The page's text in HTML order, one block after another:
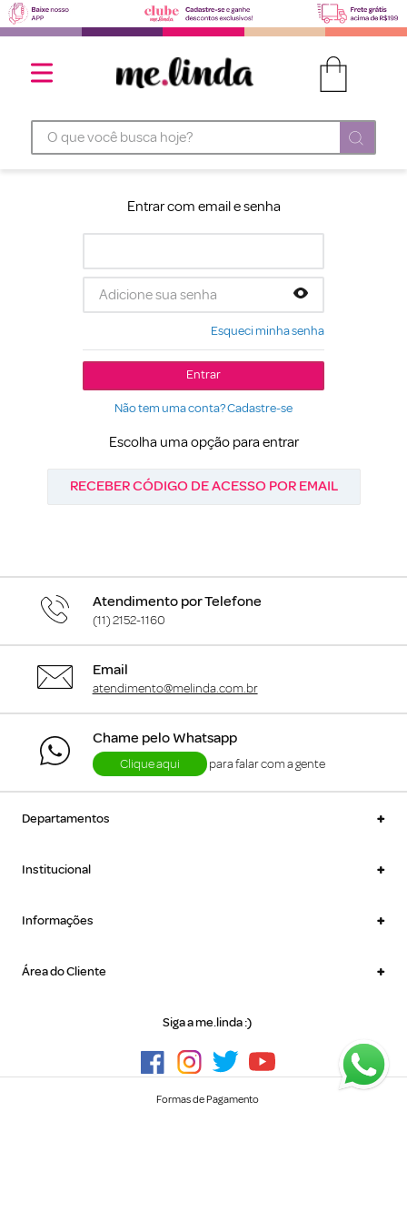
O que você busca hoje?
Escolha uma opção para entrar
RECEBER CÓDIGO DE ACESSO POR EMAIL
Entrar com email e senha
Esqueci minha senha
Entrar
Não tem uma conta? Cadastre-se
Atendimento por Telefone
(11) 2152-1160
Email
atendimento@melinda.com.br
Chame pelo Whatsapp
Clique aqui para falar com a gente
Departamentos +
Institucional +
Informações +
Área do Cliente +
Siga a me.linda :)
Formas de Pagamento